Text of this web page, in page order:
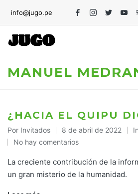
info@jugo.pe
FacebookInstagram
Twitter
MANUEL
¿HACIA EL QUIPU
Publicado
por
Por Invitados 8 de abril de 2022
No hay comentarios
La creciente contribución de la
un gran misterio de la humanidad.